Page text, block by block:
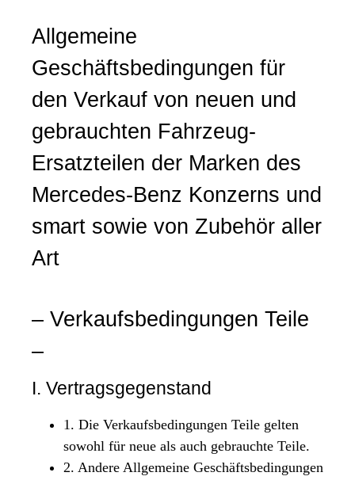
Allgemeine
Geschäftsbedingungen für
den Verkauf von neuen und
gebrauchten Fahrzeug-
Ersatzteilen der Marken des
Mercedes-Benz Konzerns und
smart sowie von Zubehör aller
Art
– Verkaufsbedingungen Teile
–
I. Vertragsgegenstand
1. Die Verkaufsbedingungen Teile gelten
sowohl für neue als auch gebrauchte Teile.
2. Andere Allgemeine Geschäftsbedingungen